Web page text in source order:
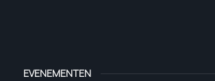
EVENEMENTEN